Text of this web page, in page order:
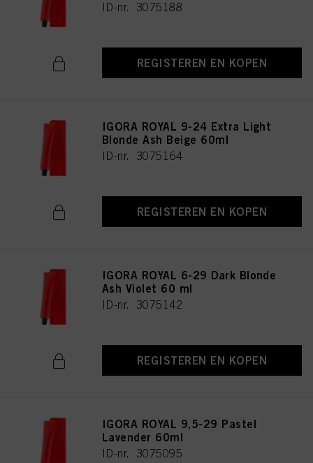
ID-nr. 3075188
REGISTEREN EN KOPEN
IGORA ROYAL 9-24 Extra Light
Blonde Ash Beige 60ml
ID-nr. 3075164
REGISTEREN EN KOPEN
IGORA ROYAL 6-29 Dark Blonde
Ash Violet 60 ml
ID-nr. 3075142
REGISTEREN EN KOPEN
IGORA ROYAL 9,5-29 Pastel
Lavender 60ml
ID-nr. 3075095